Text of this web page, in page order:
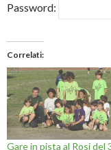
Password:
Correlati
Gare in pista al Rosi del